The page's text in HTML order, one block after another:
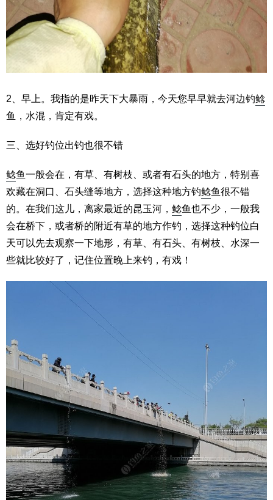
2、早上。我指的是昨天下大暴雨，今天您早早就去河边钓鲶
鱼，水混，肯定有戏。
三、选好钓位出钓也很不错
鲶鱼一般会在，有草、有树枝、或者有石头的地方，特别喜
欢藏在洞口、石头缝等地方，选择这种地方钓鲶鱼很不错
的。在我们这儿，离家最近的昆玉河， 鲶鱼也不少，一般我
会在桥下，或者桥的附近有草的地方作钓，选择这种钓位白
天可以先去观察一下地形，有草、有石头、有树枝、水深一
些就比较好了，记住位置晚上来钓，有戏！